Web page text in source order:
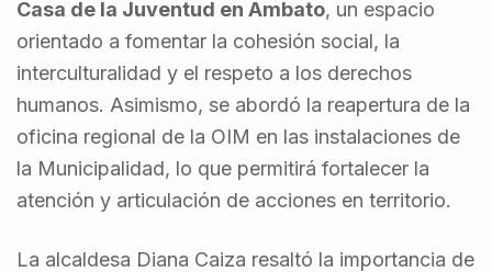
Casa de la Juventud en Ambato, un espacio
orientado a fomentar la cohesión social, la
interculturalidad y el respeto a los derechos
humanos. Asimismo, se abordó la reapertura de la
oficina regional de la OIM en las instalaciones de
la Municipalidad, lo que permitirá fortalecer la
atención y articulación de acciones en territorio.
La alcaldesa Diana Caiza resaltó la importancia de